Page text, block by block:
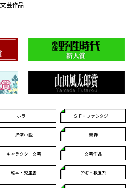
文芸作品
ホラー ＳＦ・ファンタジー
経済小説 青春
キャラクター文芸 文芸作品
絵本・児童書 学術・教養系